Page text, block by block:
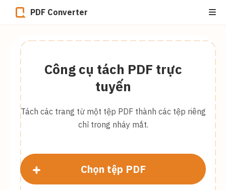
PDF Converter
Công cụ tách PDF trực
tuyến
Tách các trang từ một tệp PDF thành các tệp riêng
chỉ trong nháy mắt.
Chọn tệp PDF